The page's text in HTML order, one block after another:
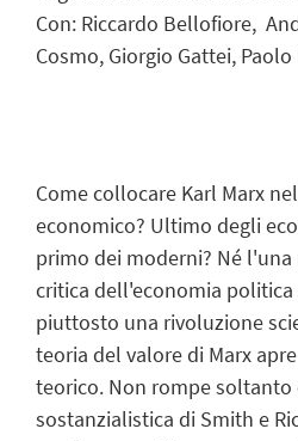
Con: Riccardo Bellofiore,
Cosmo, Giorgio Gattei,
Come collocare Karl Marx
economico? Ultimo degli
primo dei moderni? Né l'una
critica dell'economia politica
piuttosto una rivoluzione
teoria del valore di Marx
teorico. Non rompe
sostanzialistica di Smith e